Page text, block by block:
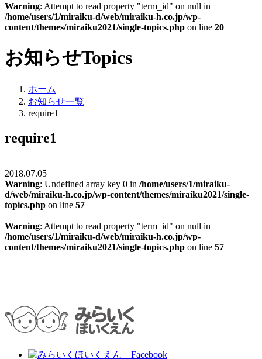
Warning: Attempt to read property "term_id" on null in
/home/users/1/miraiku-d/web/miraiku-h.co.jp/wp-
content/themes/miraiku2021/single-topics.php on line 20
お知らせTopics
ホーム
お知らせ一覧
require1
require1
2018.07.05
Warning: Undefined array key 0 in /home/users/1/miraiku-
d/web/miraiku-h.co.jp/wp-content/themes/miraiku2021/single-
topics.php on line 57
Warning: Attempt to read property "term_id" on null in
/home/users/1/miraiku-d/web/miraiku-h.co.jp/wp-
content/themes/miraiku2021/single-topics.php on line 57